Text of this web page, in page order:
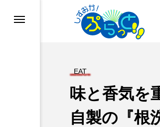
EAT
味と香気を
自製の『根